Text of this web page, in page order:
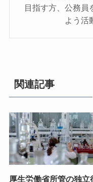
目指す方、公務員
よう活
関連記事
厚生労働省所管の独立